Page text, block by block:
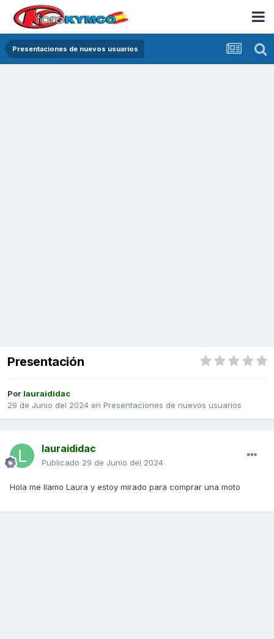
Presentaciones de nuevos usuarios
Presentación
Por lauraididac
29 de Junio del 2024 en Presentaciones de nuevos usuarios
lauraididac
Publicado 29 de Junio del 2024
Hola me llamo Laura y estoy mirado para comprar una moto